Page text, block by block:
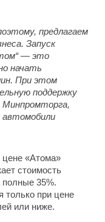
предлагаем
Запуск
— это
начать
При этом
поддержку
Минпромторга,
«Атома»
стоимость
35%.
только при цене
или ниже.